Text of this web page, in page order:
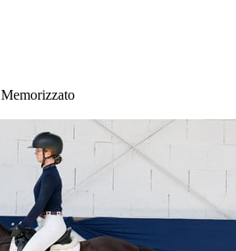
Memorizzato